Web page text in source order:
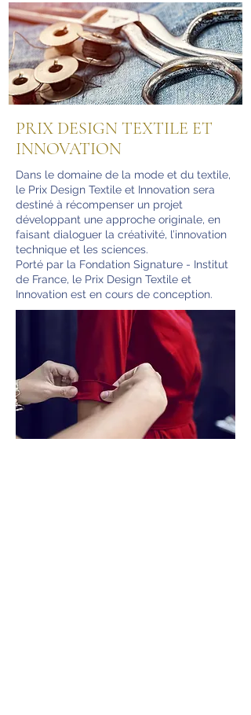
PRIX DESIGN TEXTILE ET
INNOVATION
Dans le domaine de la mode et du textile,
le Prix Design Textile et Innovation sera
destiné à récompenser un projet
développant une approche originale, en
faisant dialoguer la créativité, l’innovation
technique et les sciences.
Porté par la Fondation Signature - Institut
de France, le Prix Design Textile et
Innovation est en cours de conception.